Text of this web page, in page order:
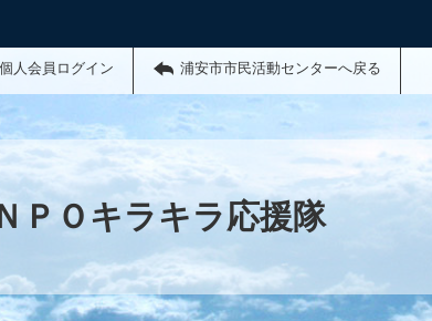
個人会員ログイン 浦安市市民活動センターへ戻る
ＰＯキラキラ応援隊